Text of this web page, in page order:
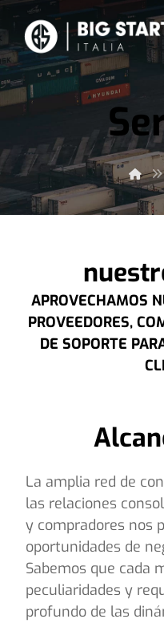
APROVECHAMOS
PROVEEDORES,
DE SOPORTE
La amplia red de
las relaciones
y compradores nos
oportunidades de
Sabemos que cada
peculiaridades y
profundo de las